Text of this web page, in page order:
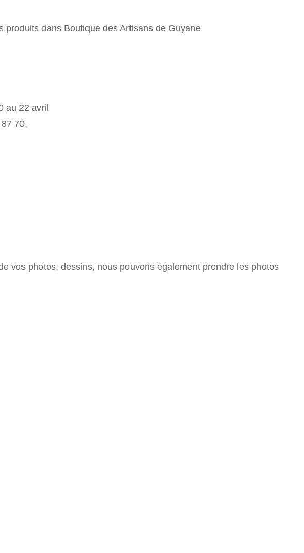
dans Boutique des Artisans de Guyane
au 22 avril
70,
vos photos, dessins, nous pouvons également prendre les photos